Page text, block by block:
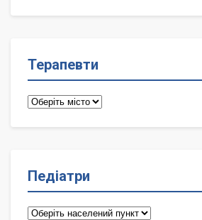
Терапевти
Терапевти
Педіатри
Педіатри